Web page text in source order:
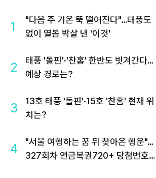
1
"다음 주 기온 뚝 떨어진다"…태풍도
없이 열돔 박살 낸 '이것'
2
태풍 '돌핀'·'찬홈' 한반도 빗겨간다…
예상 경로는?
3
13호 태풍 '돌핀'·15호 '찬홈' 현재 위
치는?
4
"서울 여행하는 꿈 뒤 찾아온 행운"…
327회차 연금복권720+ 당첨번호조